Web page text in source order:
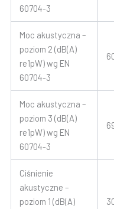
60704-3
Moc akustyczna –
poziom 2 (dB(A)
re1pW) wg EN
60704-3
Moc akustyczna –
poziom 3 (dB(A)
re1pW) wg EN
60704-3
Ciśnienie
akustyczne –
poziom 1 (dB(A)